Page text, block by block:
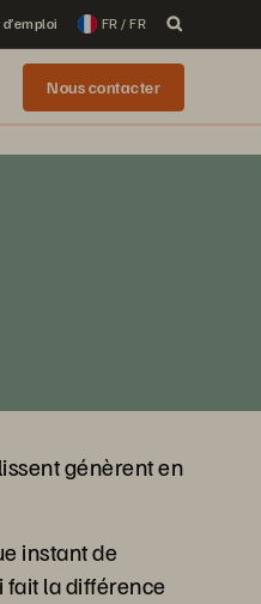
FR / FR
Nous contacter
génèrent en
instant de
fait la différence